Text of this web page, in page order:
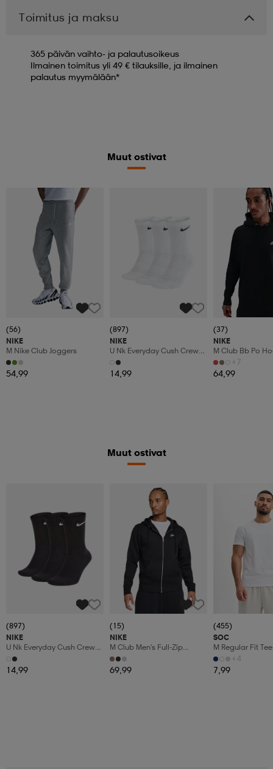
Toimitus ja maksu
365 päivän vaihto- ja palautusoikeus
Ilmainen toimitus yli 49 € tilauksille, ja ilmainen
palautus myymälään*
Muut ostivat
(56)
NIKE
M Nike Club Joggers
54,99
(897)
NIKE
U Nk Everyday Cush Crew
3pr
14,99
(37)
NIKE
M Club Bb Po
+7
64,99
Muut ostivat
(897)
NIKE
U Nk Everyday Cush Crew
3pr
14,99
(15)
NIKE
M Club Men's Full-Zip
Fleece Hoodie
69,99
(455)
SOC
M Regular Fit Tee
+4
7,99